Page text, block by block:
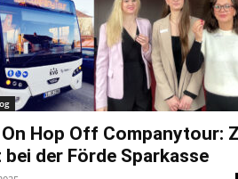
Hop Off Companytour:
bei der Förde Sparkasse